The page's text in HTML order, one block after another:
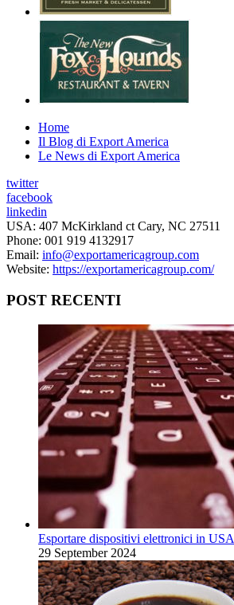
Home
Il Blog di Export America
Le News di Export America
twitter
facebook
linkedin
USA: 407 McKirkland ct Cary, NC 27511
Phone: 001 919 4132917
Email: info@exportamericagroup.com
Website: https://exportamericagroup.com/
POST RECENTI
Esportare dispositivi elettronici in USA
29 September 2024